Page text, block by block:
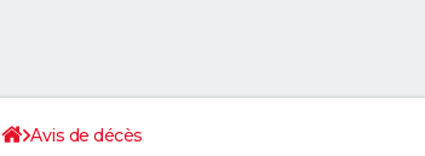
Avis de décès